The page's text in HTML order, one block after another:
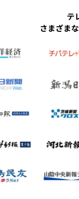
テ
さまざま